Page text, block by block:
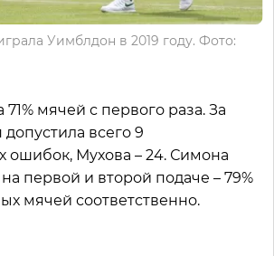
Уимблдон в 2019 году. Фото:
мячей с первого раза. За
всего 9
Мухова – 24. Симона
первой и второй подаче – 79%
мячей соответственно.